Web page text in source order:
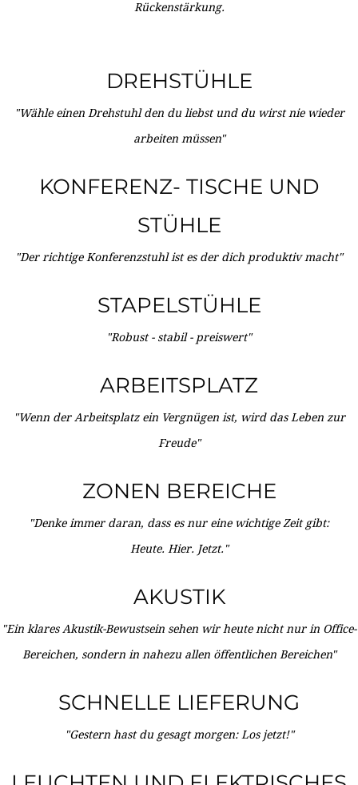
Rückenstärkung.
DREHSTÜHLE
"Wähle einen Drehstuhl den du liebst und du wirst nie wieder
arbeiten müssen"
KONFERENZ- TISCHE UND
STÜHLE
"Der richtige Konferenzstuhl ist es der dich produktiv macht"
STAPELSTÜHLE
"Robust - stabil - preiswert"
ARBEITSPLATZ
"Wenn der Arbeitsplatz ein Vergnügen ist, wird das Leben zur
Freude"
ZONEN BEREICHE
"Denke immer daran, dass es nur eine wichtige Zeit gibt:
Heute. Hier. Jetzt."
AKUSTIK
"Ein klares Akustik-Bewustsein sehen wir heute nicht nur in Office-
Bereichen, sondern in nahezu allen öffentlichen Bereichen"
SCHNELLE LIEFERUNG
"Gestern hast du gesagt morgen: Los jetzt!"